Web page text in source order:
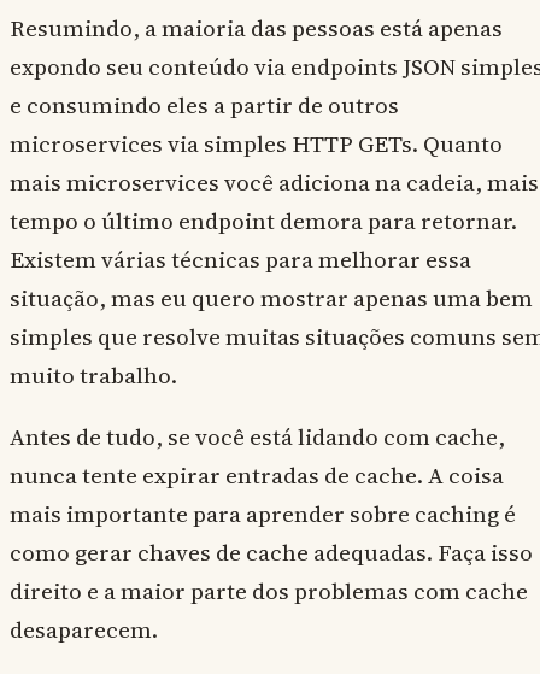
Resumindo, a maioria das pessoas está apenas
expondo seu conteúdo via endpoints JSON
e consumindo eles a partir de outros
microservices via simples HTTP GETs. Quanto
mais microservices você adiciona na cadeia, mais
tempo o último endpoint demora para retornar.
Existem várias técnicas para melhorar essa
situação, mas eu quero mostrar apenas uma bem
simples que resolve muitas situações comuns
muito trabalho.
Antes de tudo, se você está lidando com cache,
nunca tente expirar entradas de cache. A coisa
mais importante para aprender sobre caching é
como gerar chaves de cache adequadas. Faça isso
direito e a maior parte dos problemas com cache
desaparecem.